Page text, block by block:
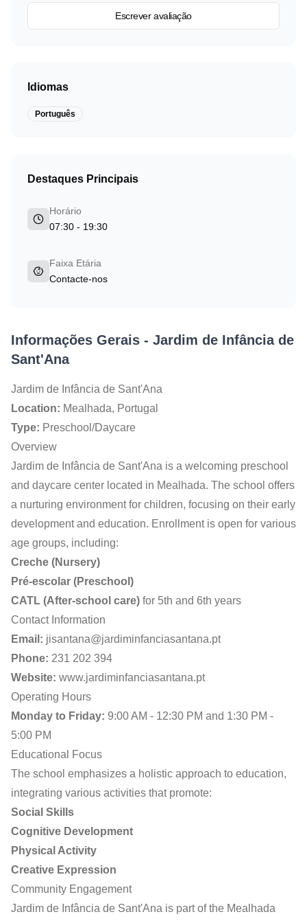
Informações Gerais - Jardim de Infância de
Sant'Ana
Jardim de Infância de Sant'Ana
Location: Mealhada, Portugal
Type: Preschool/Daycare
Overview
Jardim de Infância de Sant'Ana is a welcoming preschool
and daycare center located in Mealhada. The school offers
a nurturing environment for children, focusing on their early
development and education. Enrollment is open for various
age groups, including:
Creche (Nursery)
Pré-escolar (Preschool)
CATL (After-school care) for 5th and 6th years
Contact Information
Email: jisantana@jardiminfanciasantana.pt
Phone: 231 202 394
Website: www.jardiminfanciasantana.pt
Operating Hours
Monday to Friday: 9:00 AM - 12:30 PM and 1:30 PM -
5:00 PM
Educational Focus
The school emphasizes a holistic approach to education,
integrating various activities that promote:
Social Skills
Cognitive Development
Physical Activity
Creative Expression
Community Engagement
Jardim de Infância de Sant'Ana is part of the Mealhada
Escrever avaliação
Idiomas
Português
Destaques Principais
Horário
07:30 - 19:30
Faixa Etária
Contacte-nos